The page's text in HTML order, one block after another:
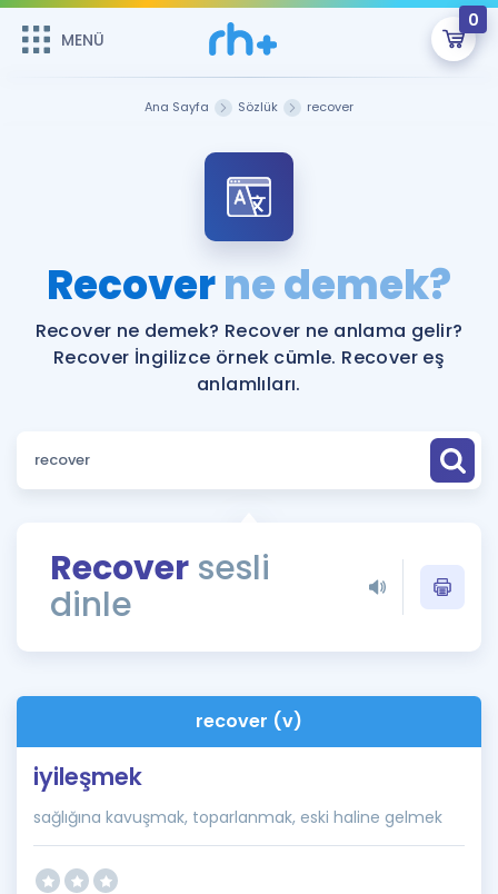
MENÜ
0
ÜYE DEĞİLİM
Sepetin Şu An Boş.
Remzi Hoca ile seni sınava hazırlayacak onlarca eğitim seni
bekliyor!
MENÜ
Faydalı Araçlar
Sözlük
Rehberlik Aracı
ÖSYM Sınav Takvimi
İngilizce Gramer
Hakkımızda
Ana Sayfa Sözlük recover
Recoverne demek?
Recover ne demek? Recover ne anlama gelir?
Recover İngilizce örnek cümle. Recover eş
anlamlıları.
Recover sesli
dinle
recover (v)
iyileşmek
sağlığına kavuşmak, toparlanmak, eski haline gelmek